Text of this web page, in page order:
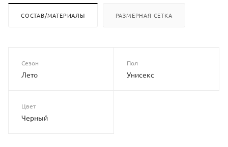
СОСТАВ/МАТЕРИАЛЫ РАЗМЕРНАЯ СЕТКА
Сезон
Лето
Пол
Унисекс
Цвет
Черный